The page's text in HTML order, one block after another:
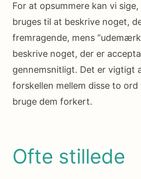
For at opsummere kan vi
bruges til at beskrive noget,
fremragende, mens
beskrive noget, der er
gennemsnitligt. Det er vigtigt
forskellen mellem disse to
bruge dem forkert.
Ofte stillede